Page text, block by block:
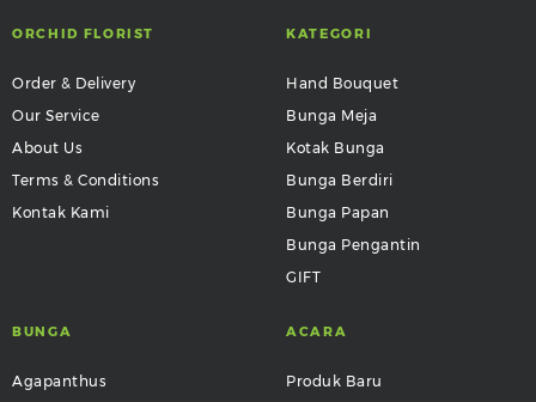
ORCHID FLORIST
Order & Delivery
Our Service
About Us
Terms & Conditions
Kontak Kami
KATEGORI
Hand Bouquet
Bunga Meja
Kotak Bunga
Bunga Berdiri
Bunga Papan
Bunga Pengantin
GIFT
BUNGA
Agapanthus
ACARA
Produk Baru